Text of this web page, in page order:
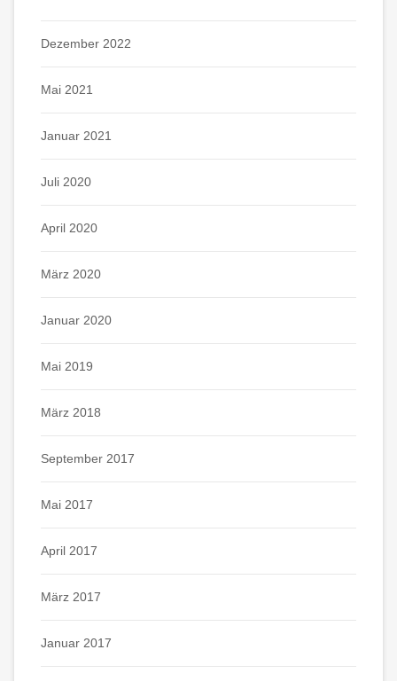
Dezember 2022
Mai 2021
Januar 2021
Juli 2020
April 2020
März 2020
Januar 2020
Mai 2019
März 2018
September 2017
Mai 2017
April 2017
März 2017
Januar 2017